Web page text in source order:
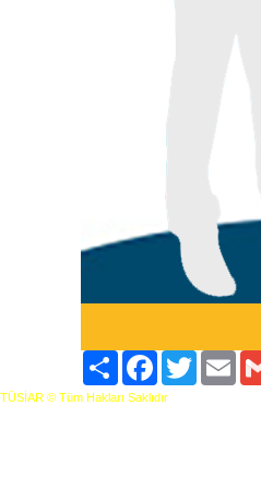
PaylaşFacebook
Twitter
TÜSİAR © Tüm Hakları Saklıdır